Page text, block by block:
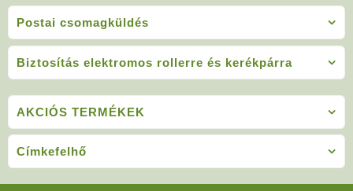
Postai csomagküldés
Biztosítás elektromos rollerre és kerékpárra
AKCIÓS TERMÉKEK
Címkefelhő